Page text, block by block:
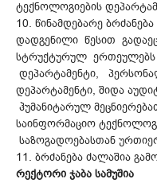
ტექნოლოგიების
10. წინამდებარე
დადგენილი წესით
სტრუქტურულ ერთეულებს
დეპარტამენტი,
დეპარტამენტი, შიდა
ჰუმანიტარულ
საინფორმაციო
საზოგადოებასთან
11. ბრძანება ძალაშია
რექტორი ჯაბა სამუშია